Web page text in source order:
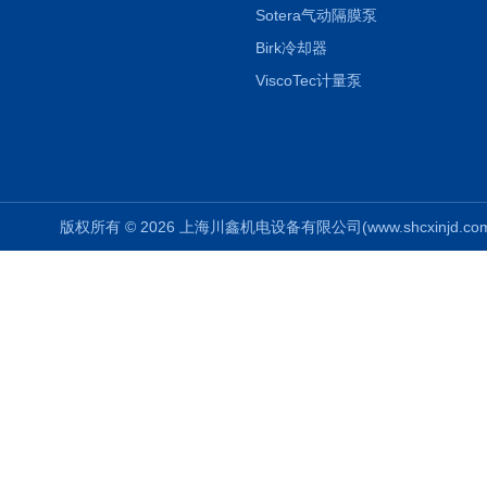
Sotera气动隔膜泵
Birk冷却器
ViscoTec计量泵
版权所有 © 2026 上海川鑫机电设备有限公司